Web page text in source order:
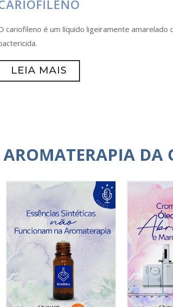
cariofileno é um líquido ligeiramente
LEIA MAIS
AROMATERAPIA DA